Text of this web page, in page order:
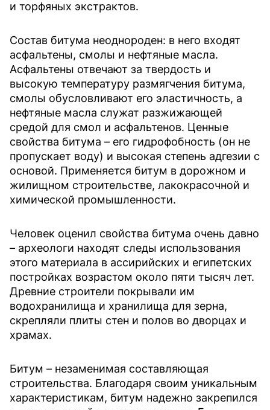
и торфяных экстрактов.
Состав битума неоднороден: в него входят
асфальтены, смолы и нефтяные масла.
Асфальтены отвечают за твердость и
высокую температуру размягчения битума,
смолы обусловливают его эластичность, а
нефтяные масла служат разжижающей
средой для смол и асфальтенов. Ценные
свойства битума – его гидрофобность (он не
пропускает воду) и высокая степень адгезии с
основой. Применяется битум в дорожном и
жилищном строительстве, лакокрасочной и
химической промышленности.
Человек оценил свойства битума очень давно
– археологи находят следы использования
этого материала в ассирийских и египетских
постройках возрастом около пяти тысяч лет.
Древние строители покрывали им
водохранилища и хранилища для зерна,
скрепляли плиты стен и полов во дворцах и
храмах.
Битум – незаменимая составляющая
строительства. Благодаря своим уникальным
характеристикам, битум надежно закрепился